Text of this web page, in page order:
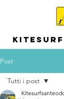
Post
Tutti i post